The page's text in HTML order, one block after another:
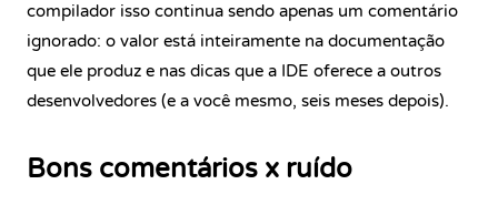
compilador isso continua sendo apenas um comentário
ignorado: o valor está inteiramente na documentação
que ele produz e nas dicas que a IDE oferece a outros
desenvolvedores (e a você mesmo, seis meses depois).
Bons comentários x ruído